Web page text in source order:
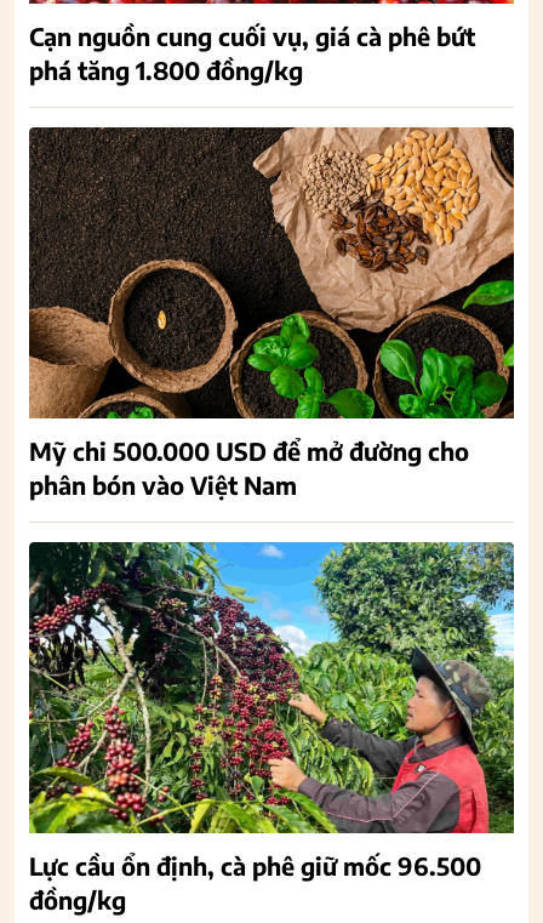
Cạn nguồn cung cuối vụ, giá cà phê bứt
phá tăng 1.800 đồng/kg
Mỹ chi 500.000 USD để mở đường cho
phân bón vào Việt Nam
Lực cầu ổn định, cà phê giữ mốc 96.500
đồng/kg